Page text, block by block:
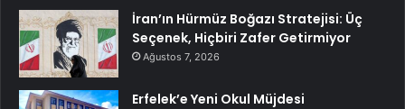
İran’ın Hürmüz Boğazı Stratejisi: Üç
Seçenek, Hiçbiri Zafer Getirmiyor
Ağustos 7, 2026
Erfelek’e Yeni Okul Müjdesi